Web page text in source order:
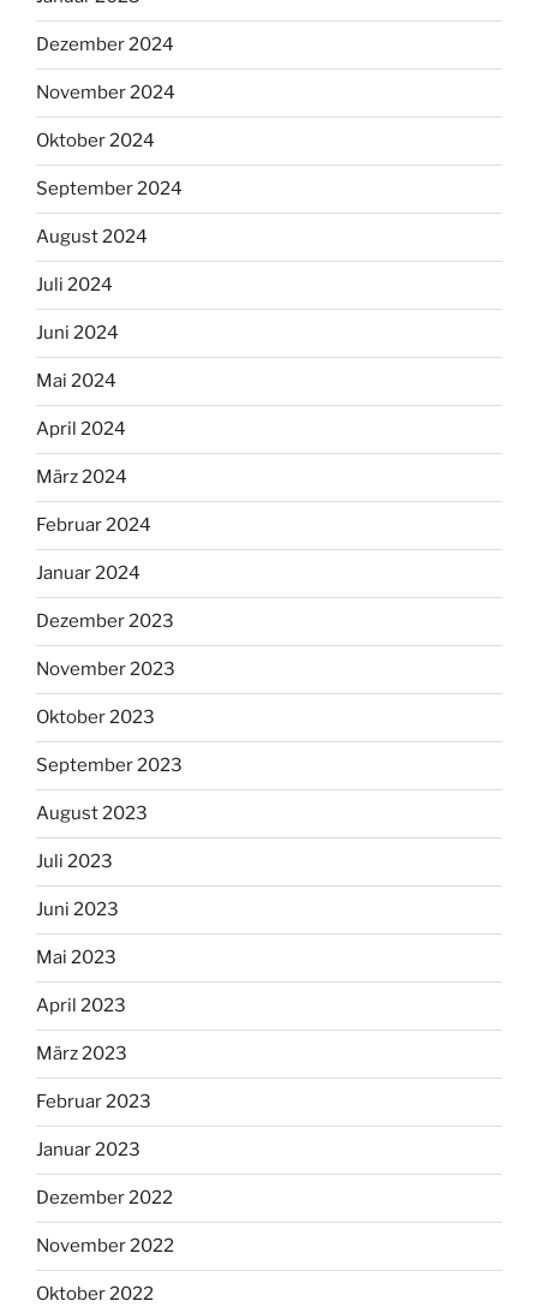
Dezember 2024
November 2024
Oktober 2024
September 2024
August 2024
Juli 2024
Juni 2024
Mai 2024
April 2024
März 2024
Februar 2024
Januar 2024
Dezember 2023
November 2023
Oktober 2023
September 2023
August 2023
Juli 2023
Juni 2023
Mai 2023
April 2023
März 2023
Februar 2023
Januar 2023
Dezember 2022
November 2022
Oktober 2022